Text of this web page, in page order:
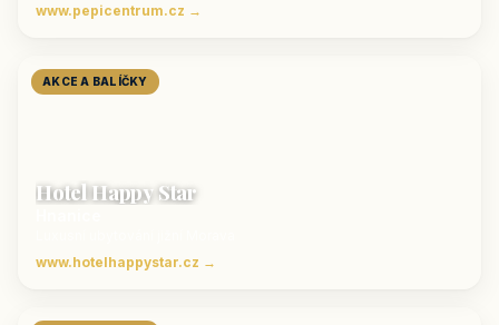
www.pepicentrum.cz →
AKCE A BALÍČKY
Hotel Happy Star
www.hotelhappystar.cz →